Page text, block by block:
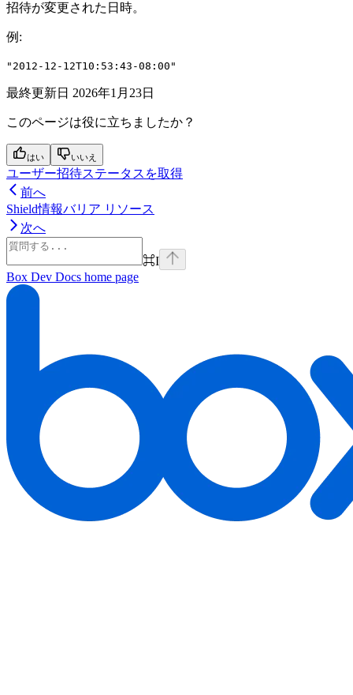
招待が変更された日時。
例 :
"2012-12-12T10:53:43-08:00"
最終更新日 2026年1月23日
このページは役に立ちましたか？
はい いいえ
ユーザー招待ステータスを取得
前へ
Shield情報バリア リソース
次へ
⌘I
Box Dev Docs home page